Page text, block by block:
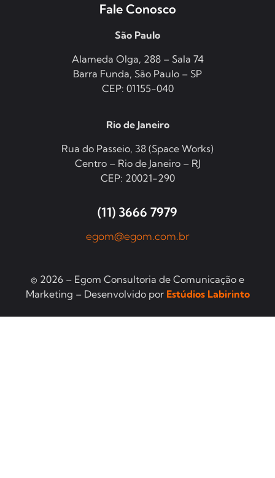
Fale Conosco
São Paulo
Alameda Olga, 288 – Sala 74
Barra Funda, São Paulo – SP
CEP: 01155-040
Rio de Janeiro
Rua do Passeio, 38 (Space Works)
Centro – Rio de Janeiro – RJ
CEP: 20021-290
(11) 3666 7979
egom@egom.com.br
© 2026 – Egom Consultoria de Comunicação e
Marketing – Desenvolvido por Estúdios Labirinto